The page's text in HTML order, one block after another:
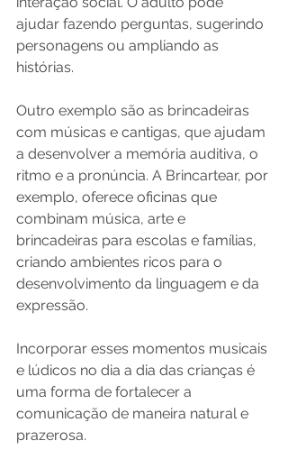
ajudar fazendo perguntas, sugerindo
personagens ou ampliando as
histórias.
Outro exemplo são as brincadeiras
com músicas e cantigas, que ajudam
a desenvolver a memória auditiva, o
ritmo e a pronúncia. A Brincartear, por
exemplo, oferece oficinas que
combinam música, arte e
brincadeiras para escolas e famílias,
criando ambientes ricos para o
desenvolvimento da linguagem e da
expressão.
Incorporar esses momentos musicais
e lúdicos no dia a dia das crianças é
uma forma de fortalecer a
comunicação de maneira natural e
prazerosa.